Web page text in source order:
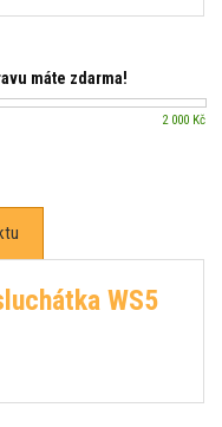
máte zdarma!
2 000 Kč
WS5